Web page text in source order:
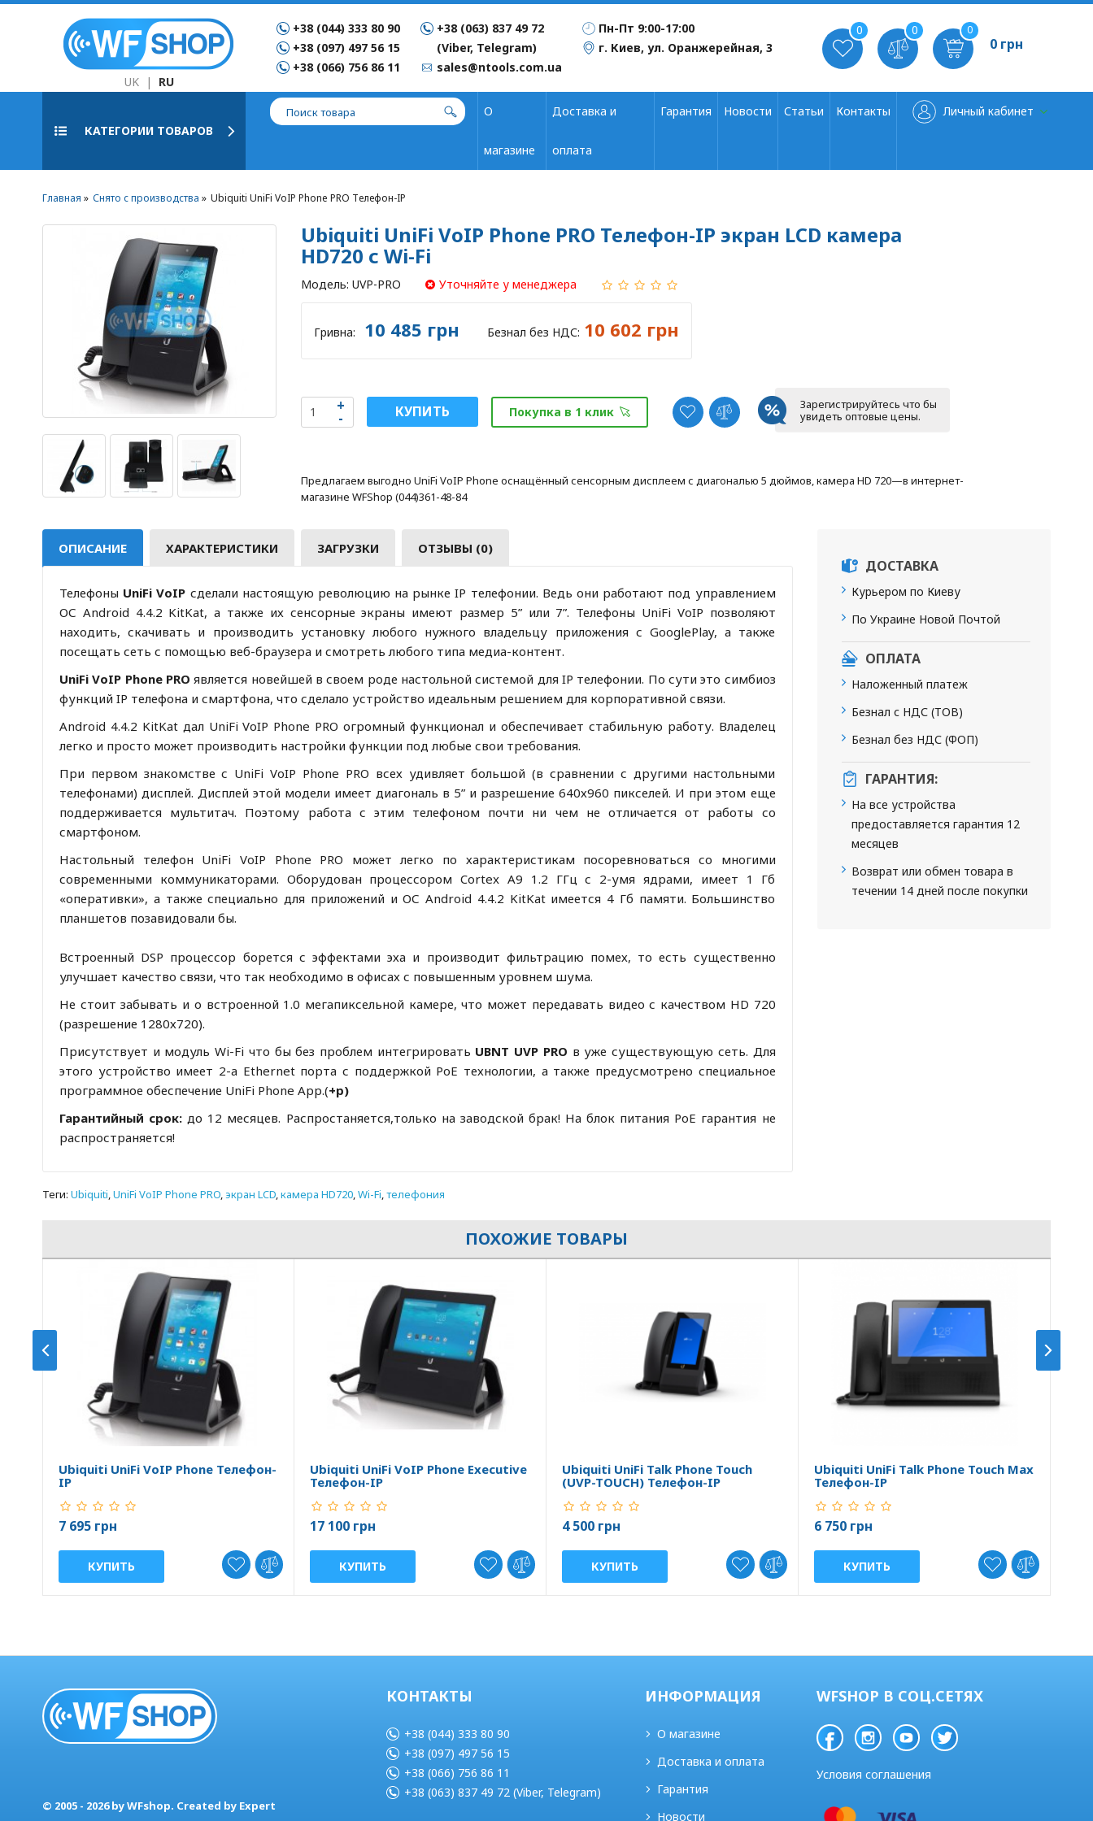
UK | RU
+38 (044) 333 80 90
+38 (097) 497 56 15
+38 (066) 756 86 11
+38 (063) 837 49 72
(Viber, Telegram)
sales@ntools.com.ua
Пн-Пт 9:00-17:00
г. Киев, ул. Оранжерейная, 3
0 0 0
0 грн
КАТЕГОРИИ ТОВАРОВ
О
магазине
Доставка и
оплата
Гарантия Новости Статьи Контакты Личный кабинет
Главная Снято с производства Ubiquiti UniFi VoIP Phone PRO Телефон-IP
Ubiquiti UniFi VoIP Phone PRO Телефон-IP экран LCD камера
HD720 с Wi-Fi
Модель: UVP-PRO Уточняйте у менеджера
Гривна: 10 485 грн Безнал без НДС: 10 602 грн
КУПИТЬ Покупка в 1 клик
Зарегистрируйтесь что бы
увидеть оптовые цены.
Предлагаем выгодно UniFi VoIP Phone оснащённый сенсорным дисплеем с диагональю 5 дюймов, камера HD 720—в интернет-
магазине WFShop (044)361-48-84
ОПИСАНИЕ ХАРАКТЕРИСТИКИ ЗАГРУЗКИ ОТЗЫВЫ (0)
Телефоны UniFi VoIP сделали настоящую революцию на рынке IP телефонии. Ведь они работают под управлением
ОС Android 4.4.2 KitKat, а также их сенсорные экраны имеют размер 5” или 7”. Телефоны UniFi VoIP позволяют
находить, скачивать и производить установку любого нужного владельцу приложения с GooglePlay, а также
посещать сеть с помощью веб-браузера и смотреть любого типа медиа-контент.
UniFi VoIP Phone PRO является новейшей в своем роде настольной системой для IP телефонии. По сути это симбиоз
функций IP телефона и смартфона, что сделало устройство идеальным решением для корпоративной связи.
Android 4.4.2 KitKat дал UniFi VoIP Phone PRO огромный функционал и обеспечивает стабильную работу. Владелец
легко и просто может производить настройки функции под любые свои требования.
При первом знакомстве с UniFi VoIP Phone PRO всех удивляет большой (в сравнении с другими настольными
телефонами) дисплей. Дисплей этой модели имеет диагональ в 5” и разрешение 640х960 пикселей. И при этом еще
поддерживается мультитач. Поэтому работа с этим телефоном почти ни чем не отличается от работы со
смартфоном.
Настольный телефон UniFi VoIP Phone PRO может легко по характеристикам посоревноваться со многими
современными коммуникаторами. Оборудован процессором Cortex A9 1.2 ГГц с 2-умя ядрами, имеет 1 Гб
«оперативки», а также специально для приложений и ОС Android 4.4.2 KitKat имеется 4 Гб памяти. Большинство
планшетов позавидовали бы.
Встроенный DSP процессор борется с эффектами эха и производит фильтрацию помех, то есть существенно
улучшает качество связи, что так необходимо в офисах с повышенным уровнем шума.
Не стоит забывать и о встроенной 1.0 мегапиксельной камере, что может передавать видео с качеством HD 720
(разрешение 1280х720).
Присутствует и модуль Wi-Fi что бы без проблем интегрировать UBNT UVP PRO в уже существующую сеть. Для
этого устройство имеет 2-а Ethernet порта с поддержкой PoE технологии, а также предусмотрено специальное
программное обеспечение UniFi Phone App.(+р)
Гарантийный срок:до 12 месяцев. Распростаняется,только на заводской брак! На блок питания PoE гарантия не
распространяется!
ДОСТАВКА
Курьером по Киеву
По Украине Новой Почтой
ОПЛАТА
Наложенный платеж
Безнал с НДС (ТОВ)
Безнал без НДС (ФОП)
ГАРАНТИЯ:
На все устройства
предоставляется гарантия 12
месяцев
Возврат или обмен товара в
течении 14 дней после покупки
Теги: Ubiquiti,UniFi VoIP Phone PRO,экран LCD,камера HD720,Wi-Fi,телефония
ПОХОЖИЕ ТОВАРЫ
Ubiquiti UniFi VoIP Phone Телефон-
IP
7 695 грн
КУПИТЬ
Ubiquiti UniFi VoIP Phone Executive
Телефон-IP
17 100 грн
КУПИТЬ
Ubiquiti UniFi Talk Phone Touch
(UVP-TOUCH) Телефон-IP
4 500 грн
КУПИТЬ
Ubiquiti UniFi Talk Phone Touch Max
Телефон-IP
6 750 грн
КУПИТЬ
© 2005 - 2026 by WFshop. Created by Expert
КОНТАКТЫ
+38 (044) 333 80 90
+38 (097) 497 56 15
+38 (066) 756 86 11
+38 (063) 837 49 72 (Viber, Telegram)
ИНФОРМАЦИЯ
О магазине
Доставка и оплата
Гарантия
Новости
WFSHOP В СОЦ.СЕТЯХ
Условия соглашения